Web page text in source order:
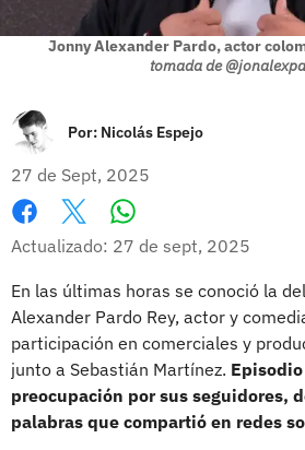
Jonny Alexander Pardo, actor
tomada de
Por: Nicolás Espejo
27 de Sept, 2025
Facebook
X
Actualizado: 27 de sept, 2025
En las últimas horas se conoció la
Alexander Pardo Rey, actor y
participación en comerciales y
junto a Sebastián Martínez.
preocupación por sus seguidores,
palabras que compartió en redes